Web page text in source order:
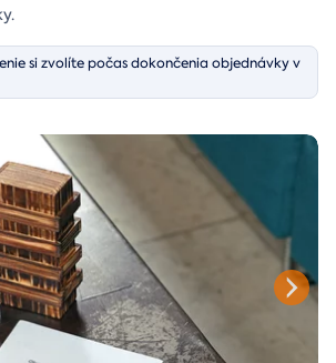
si zvolíte počas dokončenia objednávky v